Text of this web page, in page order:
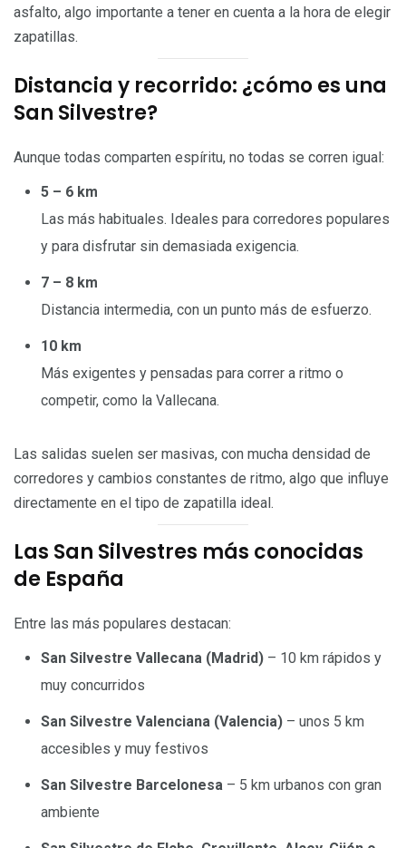
asfalto, algo importante a tener en cuenta a la hora de elegir
zapatillas.
Distancia y recorrido: ¿cómo es una
San Silvestre?
Aunque todas comparten espíritu, no todas se corren igual:
5 – 6 km
Las más habituales. Ideales para corredores populares
y para disfrutar sin demasiada exigencia.
7 – 8 km
Distancia intermedia, con un punto más de esfuerzo.
10 km
Más exigentes y pensadas para correr a ritmo o
competir, como la Vallecana.
Las salidas suelen ser masivas, con mucha densidad de
corredores y cambios constantes de ritmo, algo que influye
directamente en el tipo de zapatilla ideal.
Las San Silvestres más conocidas
de España
Entre las más populares destacan:
San Silvestre Vallecana (Madrid) – 10 km rápidos y
muy concurridos
San Silvestre Valenciana (Valencia) – unos 5 km
accesibles y muy festivos
San Silvestre Barcelonesa – 5 km urbanos con gran
ambiente